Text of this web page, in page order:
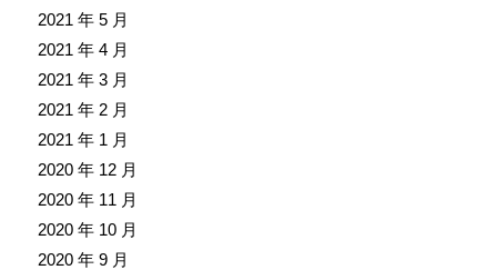
2021 年 5 月
2021 年 4 月
2021 年 3 月
2021 年 2 月
2021 年 1 月
2020 年 12 月
2020 年 11 月
2020 年 10 月
2020 年 9 月